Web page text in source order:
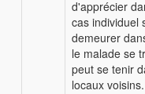
d'apprécier
cas individuel
demeurer
le malade se
peut se tenir
locaux voisins.